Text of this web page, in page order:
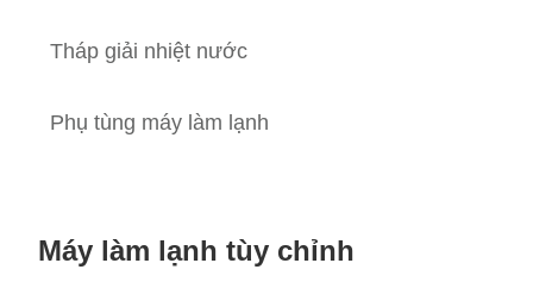
Tháp giải nhiệt nước
Phụ tùng máy làm lạnh
Máy làm lạnh tùy chỉnh